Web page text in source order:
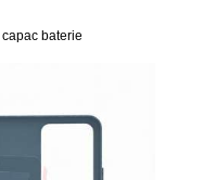
baterie